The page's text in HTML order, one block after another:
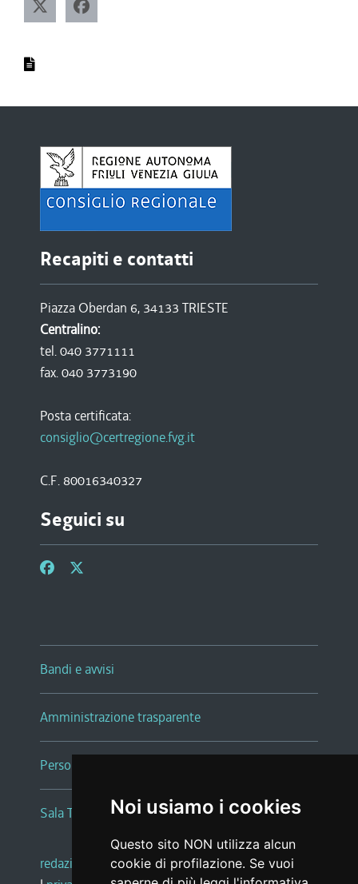
Noi usiamo i cookies
Questo sito NON utilizza alcun
cookie di profilazione. Se vuoi
Recapiti e contatti
Piazza Oberdan 6, 34133 TRIESTE
Centralino:
tel. 040 3771111
fax. 040 3773190
Posta certificata:
consiglio@certregione.fvg.it
C.F. 80016340327
Seguici su
Bandi e avvisi
Amministrazione trasparente
Persone e Uffici
Sala Tiziano Tessitori
redazione web |note legali |glossario